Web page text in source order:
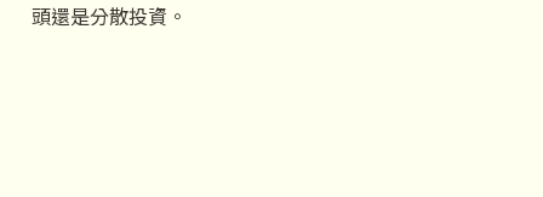
頭還是分散投資。